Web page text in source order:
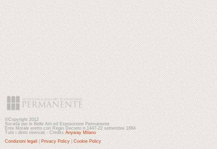
©Copyright 2012
Società per le Belle Arti ed Esposizione Permanente
Ente Morale eretto con Regio Decreto n.1447-22 settembre 1884
Tutti i diritti riservati - Credits Anyway Milano
Condizioni legali
Privacy Policy Cookie Policy